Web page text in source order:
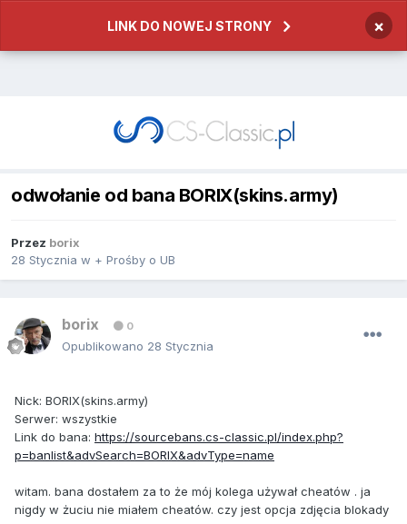
LINK DO NOWEJ STRONY ×
odwołanie od bana BORIX(skins.army)
Przez borix
28 Stycznia w + Prośby o UB
borix 0
Opublikowano 28 Stycznia
Nick: BORIX(skins.army)
Serwer: wszystkie
Link do bana: https://sourcebans.cs-classic.pl/index.php?
p=banlist&advSearch=BORIX&advType=name
witam. bana dostałem za to że mój kolega używał cheatów . ja
nigdy w żuciu nie miałem cheatów. czy jest opcja zdjęcia blokady